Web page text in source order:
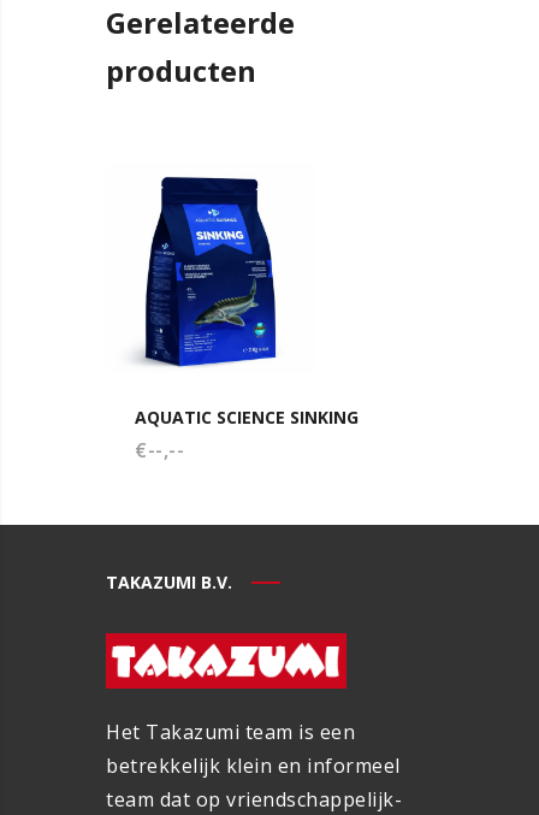
Gerelateerde
producten
AQUATIC SCIENCE SINKING
€--,--
TAKAZUMI B.V.
Het Takazumi team is een
betrekkelijk klein en informeel
team dat op vriendschappelijk-